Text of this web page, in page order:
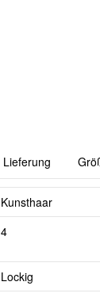
Lieferung
Kunsthaar
4
Lockig